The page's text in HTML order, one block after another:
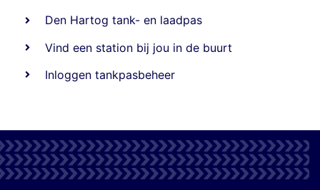
Den Hartog tank- en laadpas
Vind een station bij jou in de buurt
Inloggen tankpasbeheer